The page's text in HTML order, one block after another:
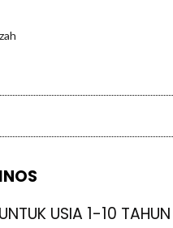
USIA 1-10 TAHUN